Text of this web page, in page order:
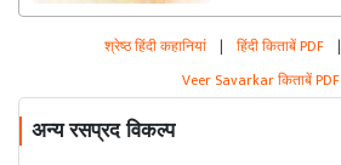
श्रेष्ठ हिंदी कहानियां | हिंदी किताबें PDF |
Veer Savarkar किताबें PDF
अन्य रसप्रद विकल्प